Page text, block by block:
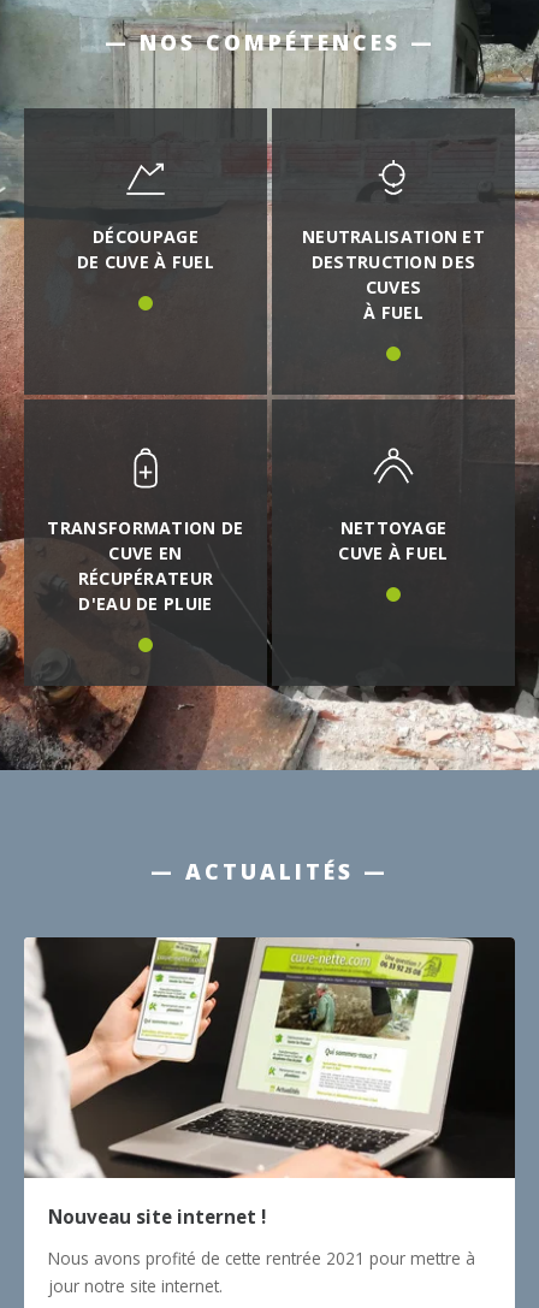
— NOS COMPÉTENCES —
DÉCOUPAGE
DE CUVE À FUEL
NEUTRALISATION ET
DESTRUCTION DES
CUVES
À FUEL
TRANSFORMATION DE
CUVE EN
RÉCUPÉRATEUR
D'EAU DE PLUIE
NETTOYAGE
CUVE À FUEL
— ACTUALITÉS —
Nouveau site internet !
Nous avons profité de cette rentrée 2021 pour mettre à
jour notre site internet.